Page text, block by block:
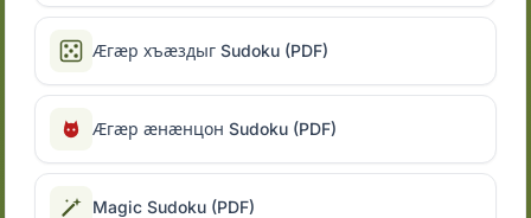
Ӕгӕр хъӕздыг Sudoku (PDF)
Ӕгӕр ӕнӕнцон Sudoku (PDF)
Magic Sudoku (PDF)